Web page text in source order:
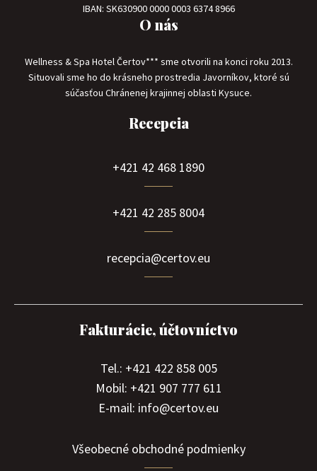
IBAN: SK630900 0000 0003 6374 8966
O nás
Wellness & Spa Hotel Čertov*** sme otvorili na konci roku 2013.
Situovali sme ho do krásneho prostredia Javorníkov, ktoré sú
súčasťou Chránenej krajinnej oblasti Kysuce.
Recepcia
+421 42 468 1890
+421 42 285 8004
recepcia@certov.eu
Fakturácie, účtovníctvo
Tel.: +421 422 858 005
Mobil: +421 907 777 611
E-mail: info@certov.eu
Všeobecné obchodné podmienky